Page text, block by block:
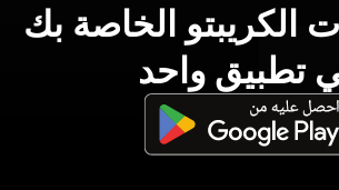
الكريبتو الخاصة بك
تطبيق واحد